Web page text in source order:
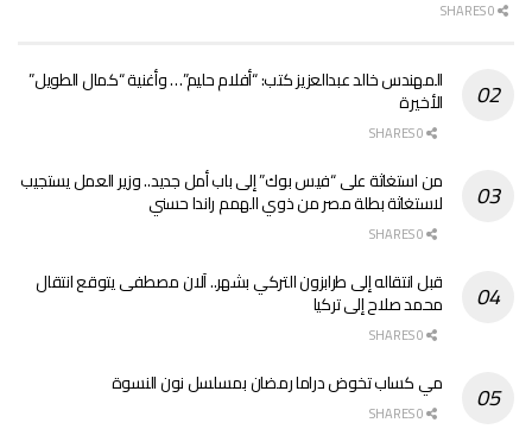
المهندس خالد عبدالعزيز كتب: “أفلام حليم”… وأغنية “كمال الطويل”
الأخيرة
من استغاثة على “فيس بوك” إلى باب أمل جديد.. وزير العمل يستجيب
لاستغاثة بطلة مصر من ذوي الهمم راندا حسني
قبل انتقاله إلى طرابزون التركي بشهر.. آلان مصطفى يتوقع انتقال
محمد صلاح إلى تركيا
مي كساب تخوض دراما رمضان بمسلسل نون النسوة